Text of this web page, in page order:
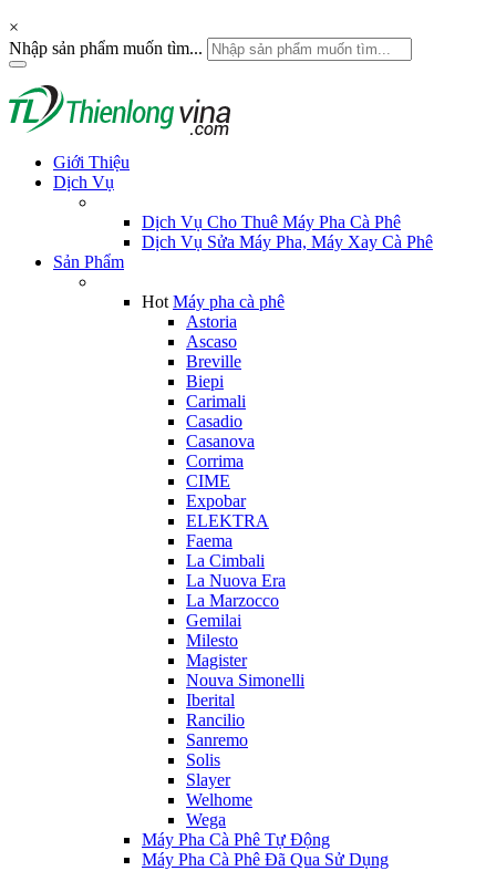
×
Nhập sản phẩm muốn tìm...
Giới Thiệu
Dịch Vụ
Dịch Vụ Cho Thuê Máy Pha Cà Phê
Dịch Vụ Sửa Máy Pha, Máy Xay Cà Phê
Sản Phẩm
Hot Máy pha cà phê
Astoria
Ascaso
Breville
Biepi
Carimali
Casadio
Casanova
Corrima
CIME
Expobar
ELEKTRA
Faema
La Cimbali
La Nuova Era
La Marzocco
Gemilai
Milesto
Magister
Nouva Simonelli
Iberital
Rancilio
Sanremo
Solis
Slayer
Welhome
Wega
Máy Pha Cà Phê Tự Động
Máy Pha Cà Phê Đã Qua Sử Dụng